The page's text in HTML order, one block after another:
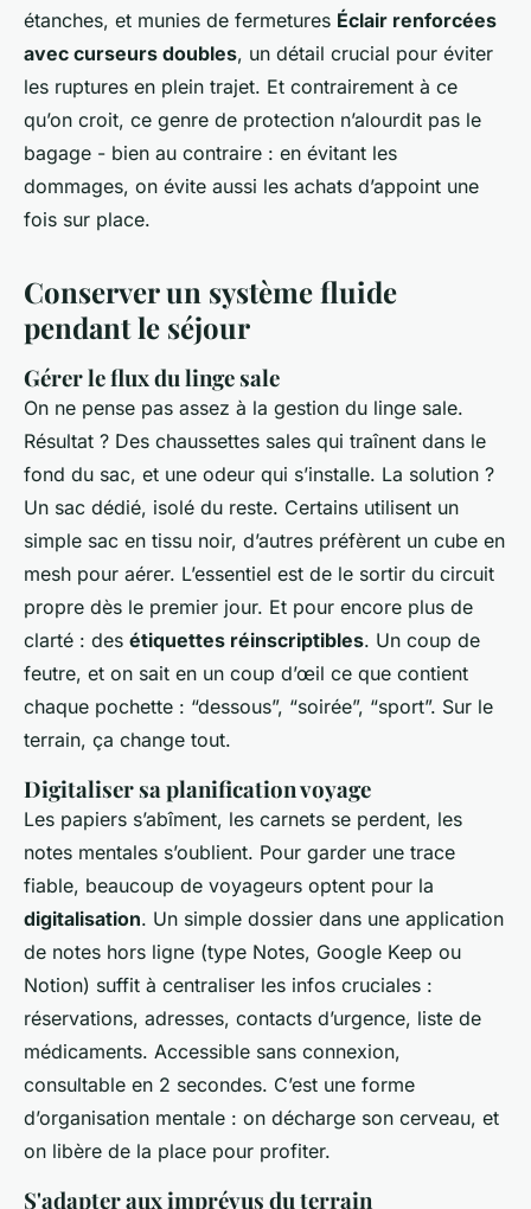
étanches, et munies de fermetures Éclair renforcées
avec curseurs doubles, un détail crucial pour éviter
les ruptures en plein trajet. Et contrairement à ce
qu’on croit, ce genre de protection n’alourdit pas le
bagage - bien au contraire : en évitant les
dommages, on évite aussi les achats d’appoint une
fois sur place.
Conserver un système fluide
pendant le séjour
Gérer le flux du linge sale
On ne pense pas assez à la gestion du linge sale.
Résultat ? Des chaussettes sales qui traînent dans le
fond du sac, et une odeur qui s’installe. La solution ?
Un sac dédié, isolé du reste. Certains utilisent un
simple sac en tissu noir, d’autres préfèrent un cube en
mesh pour aérer. L’essentiel est de le sortir du circuit
propre dès le premier jour. Et pour encore plus de
clarté : des étiquettes réinscriptibles. Un coup de
feutre, et on sait en un coup d’œil ce que contient
chaque pochette : “dessous”, “soirée”, “sport”. Sur le
terrain, ça change tout.
Digitaliser sa planification voyage
Les papiers s’abîment, les carnets se perdent, les
notes mentales s’oublient. Pour garder une trace
fiable, beaucoup de voyageurs optent pour la
digitalisation. Un simple dossier dans une application
de notes hors ligne (type Notes, Google Keep ou
Notion) suffit à centraliser les infos cruciales :
réservations, adresses, contacts d’urgence, liste de
médicaments. Accessible sans connexion,
consultable en 2 secondes. C’est une forme
d’organisation mentale : on décharge son cerveau, et
on libère de la place pour profiter.
S'adapter aux imprévus du terrain